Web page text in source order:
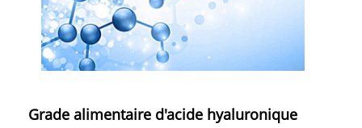
Grade alimentaire d'acide hyaluronique